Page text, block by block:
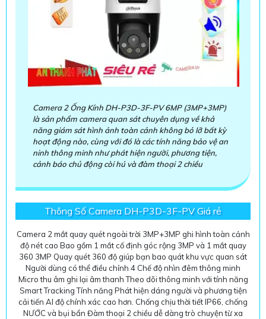
Camera 2 Ống Kính DH-P3D-3F-PV 6MP (3MP+3MP)
là sản phẩm camera quan sát chuyên dụng về khả
năng giám sát hình ảnh toàn cảnh không bỏ lỡ bất kỳ
hoạt động nào, cùng với đó là các tính năng bảo vệ an
ninh thông minh như phát hiện người, phương tiện,
cảnh báo chủ động còi hú và đàm thoại 2 chiều
Thông Số Camera DH-P3D-3F-PV Giá rẻ
Camera 2 mắt quay quét ngoài trời 3MP+3MP ghi hình toàn cảnh
độ nét cao Bao gồm 1 mắt cố định góc rộng 3MP và 1 mắt quay
360 3MP Quay quét 360 độ giúp bạn bao quát khu vực quan sát
Người dùng có thể điều chỉnh 4 Chế độ nhìn đêm thông minh
Micro thu âm ghi lại âm thanh Theo dõi thông minh với tính năng
Smart Tracking Tính năng Phát hiện dáng người và phương tiện
cải tiến AI độ chính xác cao hơn. Chống chịu thời tiết IP66, chống
NƯỚC và bụi bẩn Đàm thoại 2 chiều dễ dàng trò chuyện từ xa